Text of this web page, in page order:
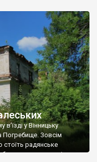
більшості навколишніх
церква. Точної дати […]
у Вінницьку
Погребище. Зовсім
стоїть радянське
а трохи далі, десь